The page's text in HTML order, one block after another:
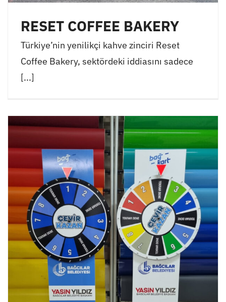
RESET COFFEE BAKERY
Türkiye’nin yenilikçi kahve zinciri Reset
Coffee Bakery, sektördeki iddiasını sadece
[...]